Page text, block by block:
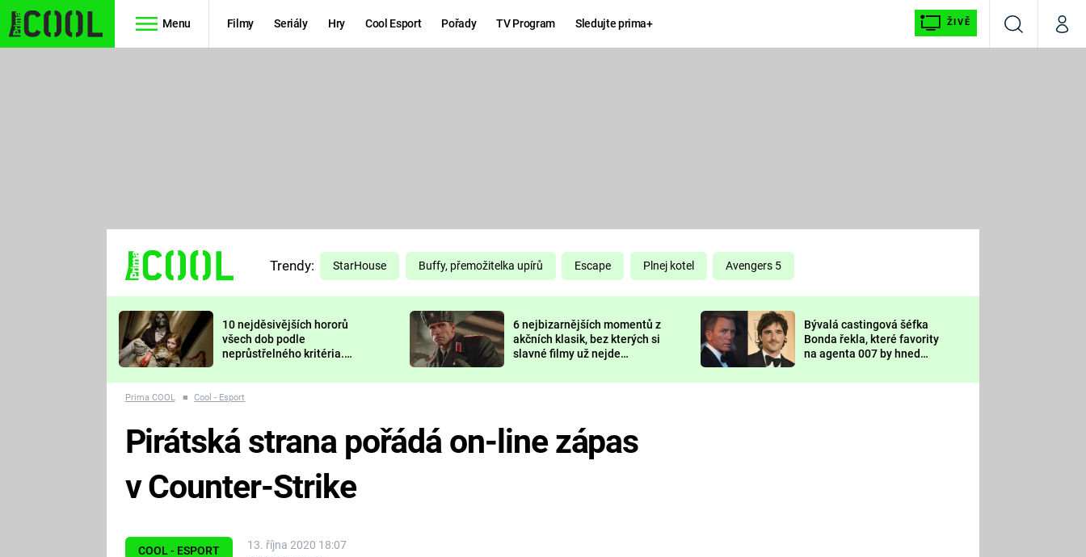
Menu Filmy Seriály Hry Cool Esport Pořady TV Program Sledujte prima+ ŽIVĚ
VyhledáváníMůj
TŘESKU
FUTURAMA
PREDÁTOR
DELIVERANCE
KOMEDIE
CHUCK
NORRIS
DEADPOOL
Prima LAJK
Sledujte nás
Trendy: StarHouse Buffy, přemožitelka upírů Escape Plnej kotel Avengers 5
10 nejděsivějších hororů
všech dob podle
neprůstřelného kritéria.
nejvíc zvednou tep?
6 nejbizarnějších momentů z
akčních klasik, bez kterých si
slavné filmy už nejde
Bývalá castingová šéfka
Bonda řekla, které favority
na agenta 007 by hned
Prima COOL ■ Cool - Esport
COOL - ESPORT
13. října 2020 18:07
Pirátská strana pořádá on-line zápas
v Counter-Strike